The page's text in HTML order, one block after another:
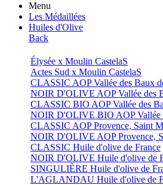
Menu
Les Médaillées
Huiles d'Olive
Back
Élysée x Moulin CastelaS
Actes Sud x Moulin CastelaS
CLASSIC AOP Vallée des Baux
NOIR D'OLIVE AOP Vallée des
CLASSIC BIO AOP Vallée des
NOIR D'OLIVE BIO AOP Vallée
CLASSIC AOP Provence, Saint
NOIR D'OLIVE AOP Provence,
CLASSIC Huile d'olive de France
NOIR D'OLIVE Huile d'olive de
SINGULIÈRE Huile d'olive de
L'AGLANDAU Huile d'olive de